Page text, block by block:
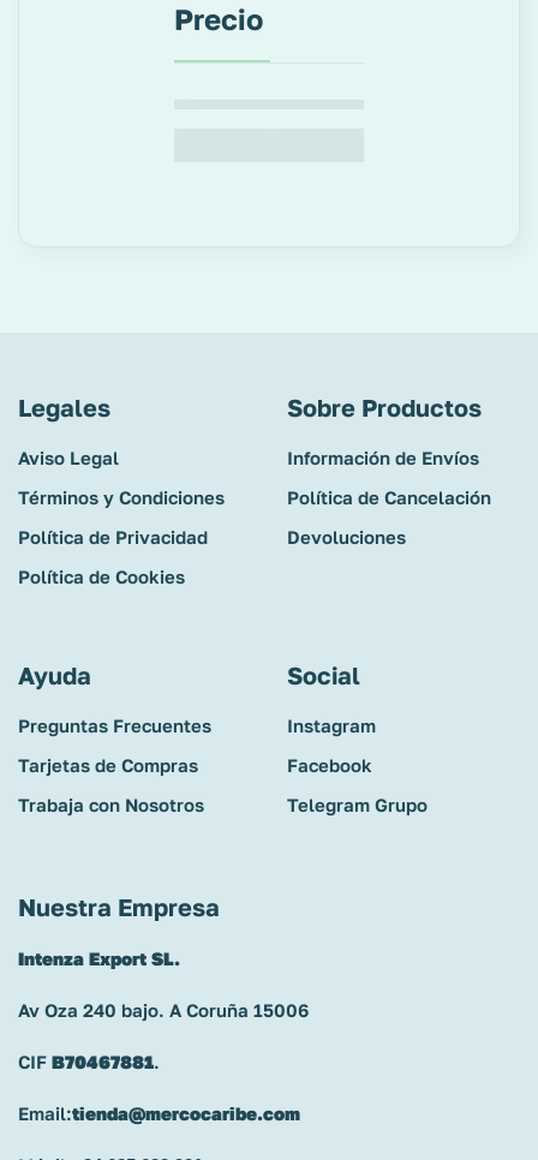
Precio
Legales
Aviso Legal
Términos y Condiciones
Política de Privacidad
Política de Cookies
Sobre Productos
Información de Envíos
Política de Cancelación
Devoluciones
Ayuda
Preguntas Frecuentes
Tarjetas de Compras
Trabaja con Nosotros
Social
Instagram
Facebook
Telegram Grupo
Nuestra Empresa
Intenza Export SL.
Av Oza 240 bajo. A Coruña 15006
CIF B70467881.
Email:tienda@mercocaribe.com